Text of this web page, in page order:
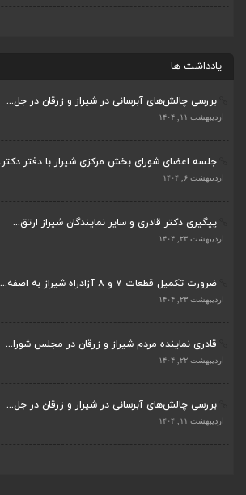
یادداشت ها
اردیبهشت ۱۱, ۱۴۰۴
جلسه اعضای شورای بخش مرکزی شیراز با دفتر دکتر...
اردیبهشت ۶, ۱۴۰۴
پیگیری دکتر قادری و سایر نمایندگان شیراز ارتق...
اردیبهشت ۲۳, ۱۴۰۴
ضرورت تکمیل قطعات ۷ و ۸ آزادراه شیراز به اصفه...
اردیبهشت ۲۳, ۱۴۰۴
قادری نماینده مردم شیراز و زرقان در مجلس شورا...
اردیبهشت ۲۲, ۱۴۰۴
بررسی چالش‌های آبرسانی در شیراز و زرقان در جل...
اردیبهشت ۱۱, ۱۴۰۴